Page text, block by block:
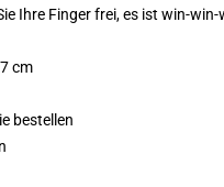
Ihre Finger frei, es ist win-win-
cm
bestellen